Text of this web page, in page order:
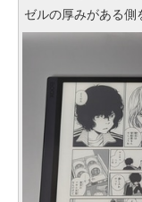
ゼルの厚みがある側